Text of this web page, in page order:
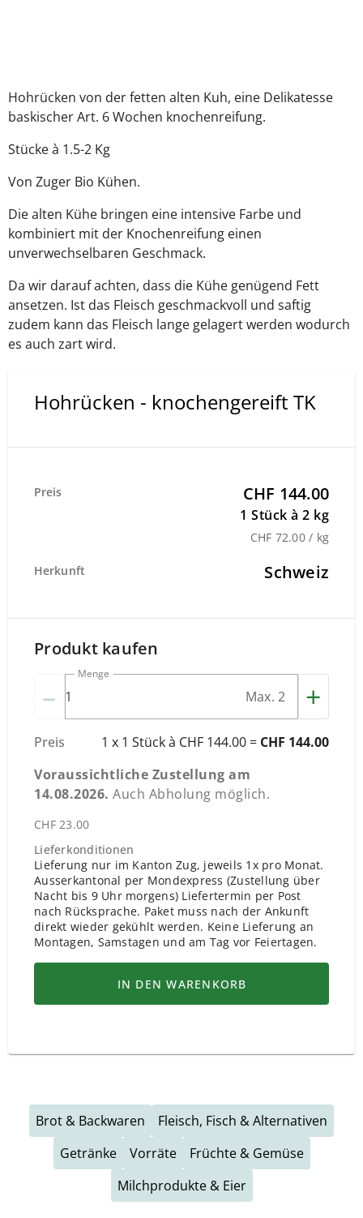
Hohrücken von der fetten alten Kuh, eine Delikatesse
baskischer Art. 6 Wochen knochenreifung.
Stücke à 1.5-2 Kg
Von Zuger Bio Kühen.
Die alten Kühe bringen eine intensive Farbe und
kombiniert mit der Knochenreifung einen
unverwechselbaren Geschmack.
Da wir darauf achten, dass die Kühe genügend Fett
ansetzen. Ist das Fleisch geschmackvoll und saftig
zudem kann das Fleisch lange gelagert werden wodurch
es auch zart wird.
Hohrücken - knochengereift TK
Preis CHF 144.00
1 Stück à 2 kg
CHF 72.00 / kg
Herkunft Schweiz
Produkt kaufen
– Max. 2
Menge
+
Preis 1 x 1 Stück à CHF 144.00 = CHF 144.00
Voraussichtliche Zustellung am
14.08.2026. Auch Abholung möglich.
CHF 23.00
Lieferkonditionen
Lieferung nur im Kanton Zug, jeweils 1x pro Monat.
Ausserkantonal per Mondexpress (Zustellung über
Nacht bis 9 Uhr morgens) Liefertermin per Post
nach Rücksprache. Paket muss nach der Ankunft
direkt wieder gekühlt werden. Keine Lieferung an
Montagen, Samstagen und am Tag vor Feiertagen.
IN DEN WARENKORB
Brot & Backwaren
Fleisch, Fisch & Alternativen
Getränke
Vorräte
Früchte & Gemüse
Milchprodukte & Eier